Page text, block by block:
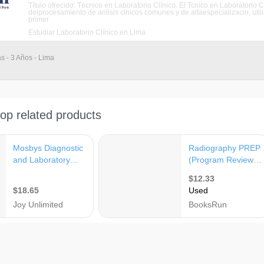
Título ofrecido: Técnico en Laboratorio Clínico. El Tcnico en
delprocesamiento de anlisis clnicos comunes y de altaespecializacin,
primer
Estudiar Laboratorio Clínico en Lima
- 3 Años - Lima